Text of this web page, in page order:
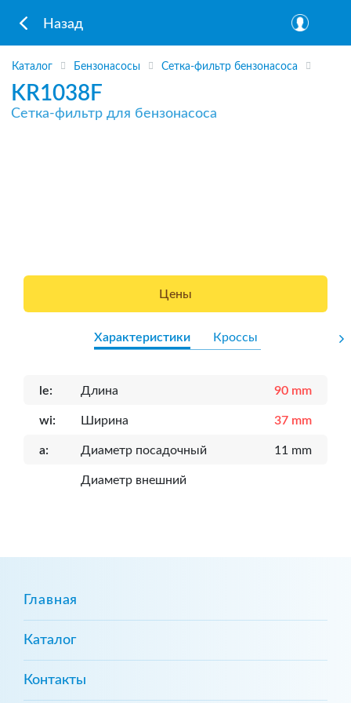
Назад
Каталог Бензонасосы Сетка-фильтр бензонасоса
KR1038F
Сетка-фильтр для бензонасоса
Цены
Характеристики Кроссы
le: Длина 90 mm
wi: Ширина 37 mm
a: Диаметр посадочный 11 mm
Диаметр внешний
Главная
Каталог
Контакты